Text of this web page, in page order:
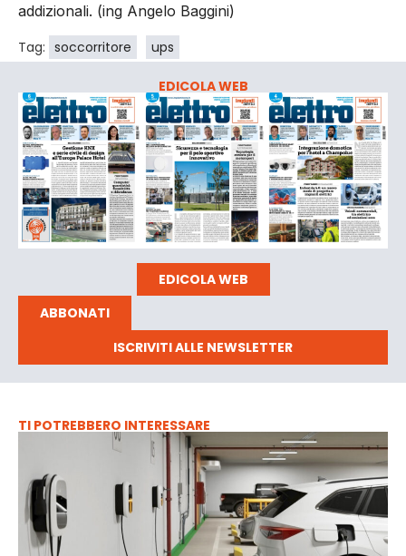
addizionali. (ing Angelo Baggini)
Tag: soccorritore ups
EDICOLA WEB
EDICOLA WEB
ABBONATI
ISCRIVITI ALLE NEWSLETTER
TI POTREBBERO INTERESSARE